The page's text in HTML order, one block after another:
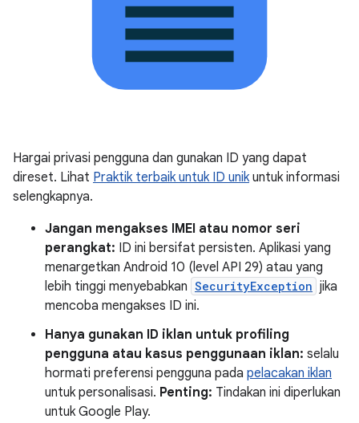
Hargai privasi pengguna dan gunakan ID yang dapat
direset. Lihat Praktik terbaik untuk ID unikuntuk informasi
selengkapnya.
Jangan mengakses IMEI atau nomor seri
perangkat: ID ini bersifat persisten. Aplikasi yang
menargetkan Android 10 (level API 29) atau yang
lebih tinggi menyebabkan SecurityException jika
mencoba mengakses ID ini.
Hanya gunakan ID iklan untuk profiling
pengguna atau kasus penggunaan iklan: selalu
hormati preferensi pengguna pada pelacakan iklan
untuk personalisasi. Penting: Tindakan ini diperlukan
untuk Google Play.